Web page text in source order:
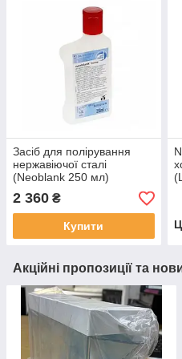
Засіб для полірування
нержавіючої сталі
(Neoblank 250 мл)
8409030
2 360 ₴
Купити
Акційні пропозиції та